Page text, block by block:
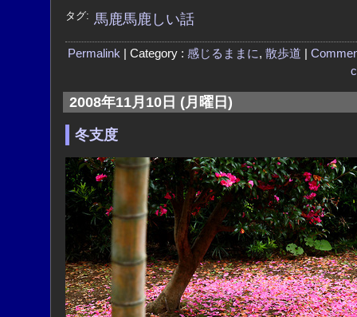
タグ: 馬鹿馬鹿しい話
Permalink | Category : 感じるままに, 散歩道
2008年11月10日 (月曜日)
冬支度